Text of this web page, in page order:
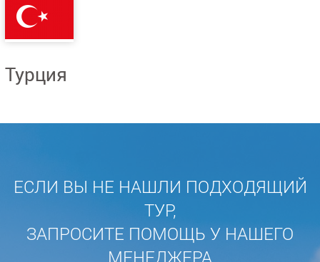
Турция
ЕСЛИ ВЫ НЕ НАШЛИ ПОДХОДЯЩИЙ
ТУР,
ЗАПРОСИТЕ ПОМОЩЬ У НАШЕГО
МЕНЕДЖЕРА